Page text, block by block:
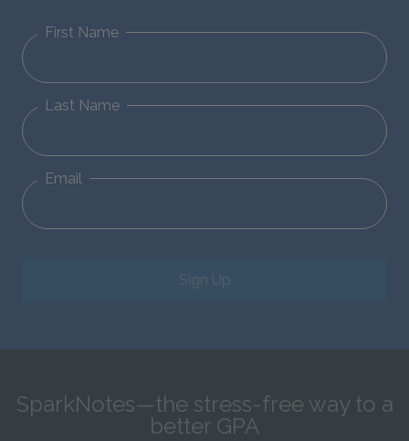
First Name
Last Name
Email
Sign Up
SparkNotes—the stress-free way to a
better GPA